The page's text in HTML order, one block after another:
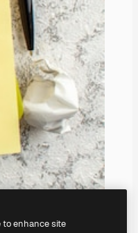
to enhance site